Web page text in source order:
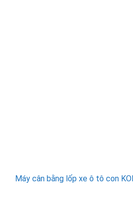
Máy cân bằng lốp xe ô tô con